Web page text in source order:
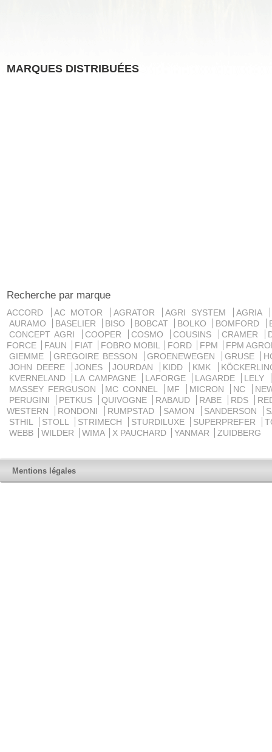
MARQUES DISTRIBUÉES
Recherche par marque
ACCORD AC MOTOR AGRATOR AGRI SYSTEM
AGRIA
AURAMO
BASELIER BISO BOBCAT BOLKO BOMFORD
CONCEPT AGRI
COOPER COSMO COUSINS CRAMER
FORCE
FAUN FIAT FOBRO MOBIL FORD FPM
FPM
GIEMME
GREGOIRE BESSON GROENEWEGEN GRUSE
JOHN DEERE
JONES JOURDAN KIDD KMK
KVERNELAND
LA CAMPAGNE LAFORGE LAGARDE
LELY
MASSEY FERGUSON
MC CONNEL MF MICRON NC
PERUGINI
PETKUS QUIVOGNE RABAUD RABE RDS
WESTERN
RONDONI RUMPSTAD SAMON SANDERSON
STHIL
STOLL STRIMECH STURDILUXE SUPERPREFER
WEBB
WILDER WIMA X PAUCHARD YANMAR ZUIDBERG
Mentions légales